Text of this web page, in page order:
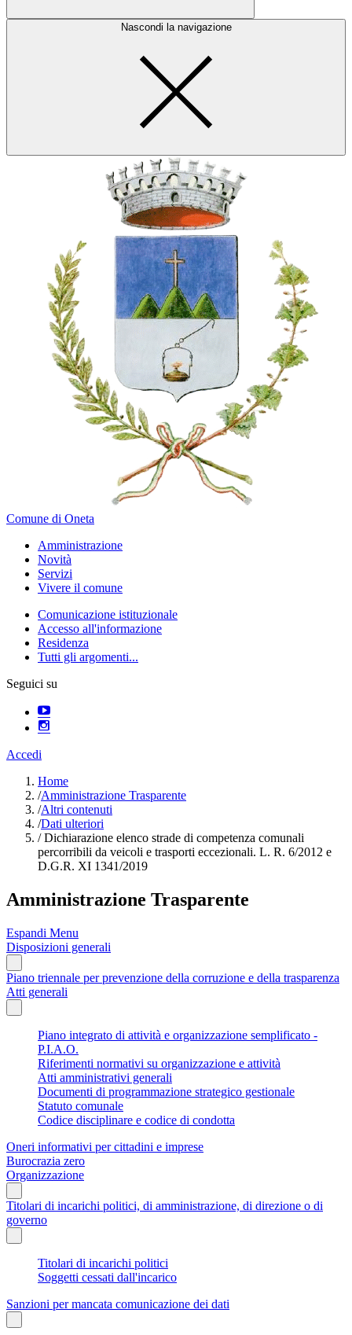
Nascondi la navigazione
Comune di Oneta
Amministrazione
Novità
Servizi
Vivere il comune
Comunicazione istituzionale
Accesso all'informazione
Residenza
Tutti gli argomenti...
Seguici su
Accedi
Home
/Amministrazione Trasparente
/Altri contenuti
/Dati ulteriori
/Dichiarazione elenco strade di competenza comunali
percorribili da veicoli e trasporti eccezionali. L. R. 6/2012 e
D.G.R. XI 1341/2019
Amministrazione Trasparente
Espandi Menu
Disposizioni generali
Piano triennale per prevenzione della corruzione e della trasparenza
Atti generali
Piano integrato di attività e organizzazione semplificato -
P.I.A.O.
Riferimenti normativi su organizzazione e attività
Atti amministrativi generali
Documenti di programmazione strategico gestionale
Statuto comunale
Codice disciplinare e codice di condotta
Oneri informativi per cittadini e imprese
Burocrazia zero
Organizzazione
Titolari di incarichi politici, di amministrazione, di direzione o di
governo
Titolari di incarichi politici
Soggetti cessati dall'incarico
Sanzioni per mancata comunicazione dei dati